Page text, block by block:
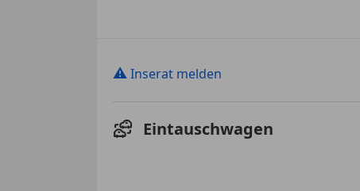
⚠ Inserat melden
Eintauschwagen